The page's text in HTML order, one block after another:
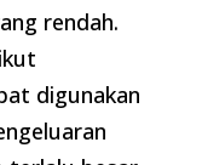
rendah.
digunakan